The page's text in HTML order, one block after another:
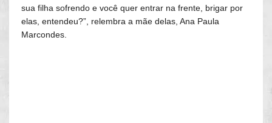
sua filha sofrendo e você quer entrar na frente, brigar por
elas, entendeu?”, relembra a mãe delas, Ana Paula
Marcondes.